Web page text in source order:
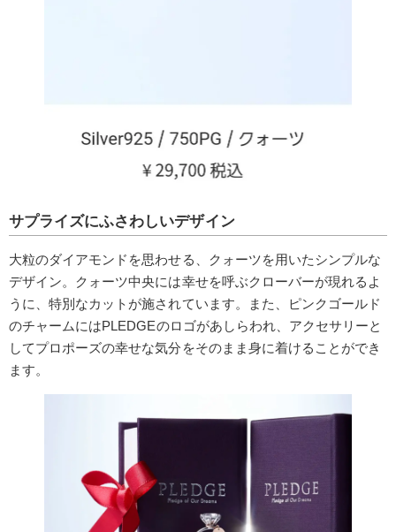
サプライズにふさわしいデザイン
大粒のダイアモンドを思わせる、クォーツを用いたシンプルな
デザイン。クォーツ中央には幸せを呼ぶクローバーが現れるよ
うに、特別なカットが施されています。また、ピンクゴールド
のチャームにはPLEDGEのロゴがあしらわれ、アクセサリーと
してプロポーズの幸せな気分をそのまま身に着けることができ
ます。